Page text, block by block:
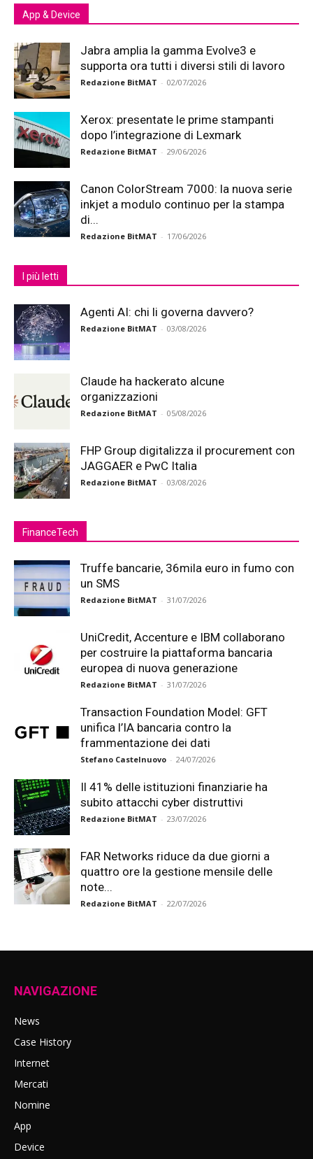
App & Device
Jabra amplia la gamma Evolve3 e
supporta ora tutti i diversi stili di lavoro
Redazione BitMAT - 02/07/2026
Xerox: presentate le prime stampanti
dopo l’integrazione di Lexmark
Redazione BitMAT - 29/06/2026
Canon ColorStream 7000: la nuova serie
inkjet a modulo continuo per la stampa
di...
Redazione BitMAT - 17/06/2026
I più letti
Agenti AI: chi li governa davvero?
Redazione BitMAT - 03/08/2026
Claude ha hackerato alcune
organizzazioni
Redazione BitMAT - 05/08/2026
FHP Group digitalizza il procurement con
JAGGAER e PwC Italia
Redazione BitMAT - 03/08/2026
FinanceTech
Truffe bancarie, 36mila euro in fumo con
un SMS
Redazione BitMAT - 31/07/2026
UniCredit, Accenture e IBM collaborano
per costruire la piattaforma bancaria
europea di nuova generazione
Redazione BitMAT - 31/07/2026
Transaction Foundation Model: GFT
unifica l’IA bancaria contro la
frammentazione dei dati
Stefano Castelnuovo - 24/07/2026
Il 41% delle istituzioni finanziarie ha
subito attacchi cyber distruttivi
Redazione BitMAT - 23/07/2026
FAR Networks riduce da due giorni a
quattro ore la gestione mensile delle
note...
Redazione BitMAT - 22/07/2026
NAVIGAZIONE
News
Case History
Internet
Mercati
Nomine
App
Device